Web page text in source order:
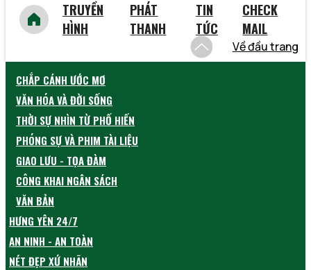
TRUYỀN
HÌNH
PHÁT
THANH
TIN
TỨC
CHECK
MAIL
Về đầu trang
CHẮP CÁNH ƯỚC MƠ
VĂN HÓA VÀ ĐỜI SỐNG
THỜI SỰ NHÌN TỪ PHỐ HIẾN
PHÓNG SỰ VÀ PHIM TÀI LIỆU
GIAO LƯU - TỌA ĐÀM
CÔNG KHAI NGÂN SÁCH
VĂN BẢN
HƯNG YÊN 24/7
AN NINH - AN TOÀN
NÉT ĐẸP XỨ NHÃN